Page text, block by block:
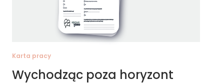
Karta pracy
Wychodząc poza horyzont